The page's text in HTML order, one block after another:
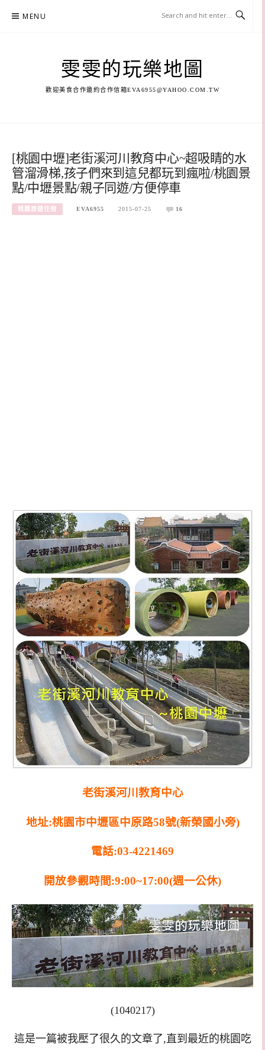
MENU
雯雯的玩樂地圖
歡迎美食合作邀約合作信箱EVA6955@YAHOO.COM.TW
[桃園中壢]老街溪河川教育中心~超吸睛的水
管溜滑梯,孩子們來到這兒都玩到瘋啦/桃園景
點/中壢景點/親子同遊/方便停車
桃園旅遊住宿 EVA6955 2015-07-25 16
老街溪河川教育中心
地址:桃園市中壢區中原路58號(新榮國小旁)
電話:03-4221469
開放參觀時間:9:00~17:00(週一公休)
(1040217)
這是一篇被我壓了很久的文章了,直到最近的桃園吃